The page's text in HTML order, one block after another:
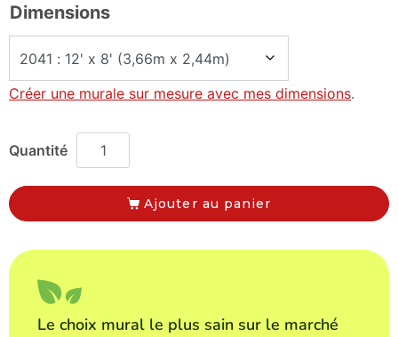
Dimensions
Créer une murale sur mesure avec mes dimensions.
Ajouter au panier
Le choix mural le plus sain sur le marché